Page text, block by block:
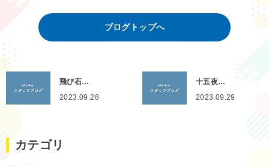
ブログトップへ
飛び石…
2023.09.28
十五夜…
2023.09.29
カテゴリ